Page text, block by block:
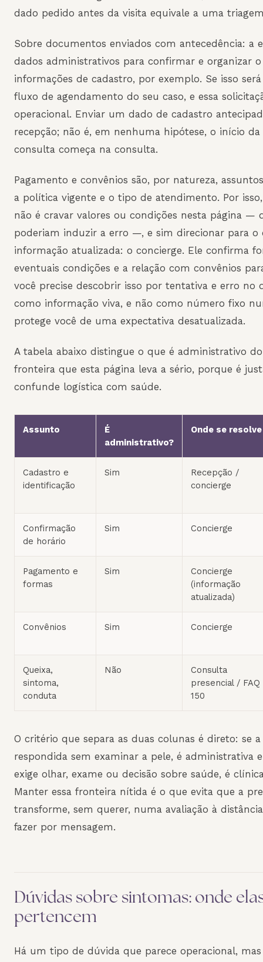
dado pedido antes da visita equivale a uma
Sobre documentos enviados com antecedência: a
dados administrativos para confirmar e organizar
informações de cadastro, por exemplo. Se isso
fluxo de agendamento do seu caso, e essa
operacional. Enviar um dado de cadastro
recepção; não é, em nenhuma hipótese, o início da
consulta começa na consulta.
Pagamento e convênios são, por natureza,
a política vigente e o tipo de atendimento. Por
não é cravar valores ou condições nesta página —
poderiam induzir a erro —, e sim direcionar para o
informação atualizada: o concierge. Ele confirma
eventuais condições e a relação com convênios
você precise descobrir isso por tentativa e erro no
como informação viva, e não como número fixo
protege você de uma expectativa desatualizada.
A tabela abaixo distingue o que é administrativo
fronteira que esta página leva a sério, porque é
confunde logística com saúde.
Assunto
É
administrativo?
Onde se resolve
Cadastro e
identificação
Sim
Recepção /
concierge
Confirmação
de horário
Sim Concierge
Pagamento e
formas
Sim
Concierge
(informação
atualizada)
Convênios Sim Concierge
Queixa,
sintoma,
conduta
Não
Consulta
presencial / FAQ
150
O critério que separa as duas colunas é direto: se
respondida sem examinar a pele, é administrativa
exige olhar, exame ou decisão sobre saúde, é
Manter essa fronteira nítida é o que evita que a
transforme, sem querer, numa avaliação à
fazer por mensagem.
Dúvidas sobre sintomas: onde
pertencem
Há um tipo de dúvida que parece operacional, mas